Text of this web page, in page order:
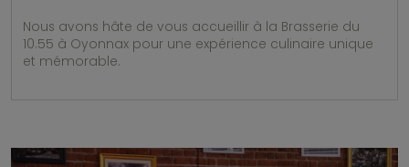
Nous avons hâte de vous accueillir à la Brasserie du
10.55 à Oyonnax pour une expérience culinaire unique
et mémorable.